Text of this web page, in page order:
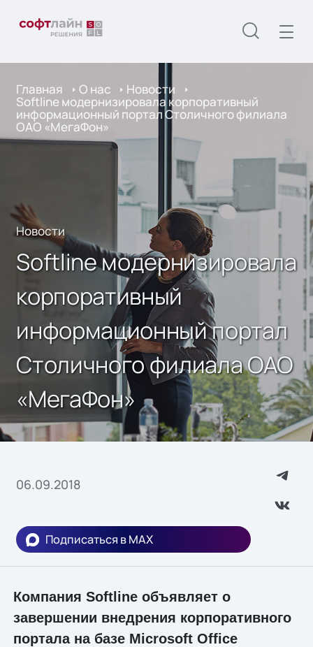
Главная О нас Новости
Softline модернизировала корпоративный
информационный портал Столичного филиала
ОАО «МегаФон»
Новости
Softline модернизировала
корпоративный
информационный портал
Столичного филиала ОАО
«МегаФон»
06.09.2018
Подписаться в MAX
Компания Softline объявляет о
завершении внедрения корпоративного
портала на базе Microsoft Office